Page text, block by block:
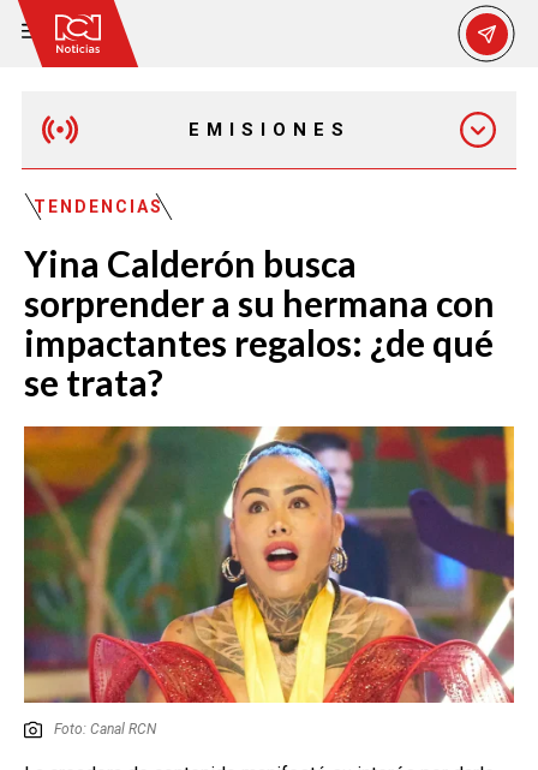
EMISIONES
EMISIÓN 7:00 PM
TENDENCIAS
Yina Calderón busca
sorprender a su hermana con
impactantes regalos: ¿de qué
se trata?
Foto: Canal RCN